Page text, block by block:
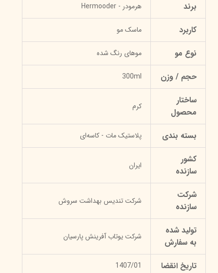
برند هرمودر - Hermooder
کاربرد ماسک مو
نوع مو موهای رنگ شده
حجم / وزن 300ml
ساختار
محصول
کرم
بسته بندی پلاستیک مات - کاسه‌ای
کشور
سازنده
ایران
شرکت
سازنده
شرکت تندیس بهداشت سروش
تولید شده
به سفارش
شرکت یوتاب آفرینش پارسیان
تاریخ انقضا 1407/01